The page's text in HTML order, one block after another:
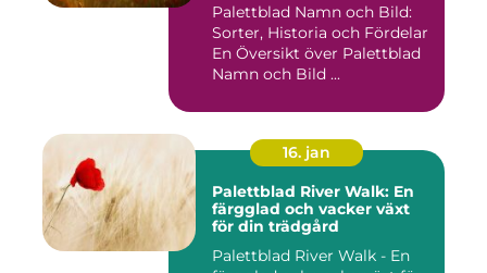
Palettblad Namn och Bild:
Sorter, Historia och Fördelar
En Översikt över Palettblad
Namn och Bild ...
16. jan
Palettblad River Walk: En
färgglad och vacker växt
för din trädgård
Palettblad River Walk - En